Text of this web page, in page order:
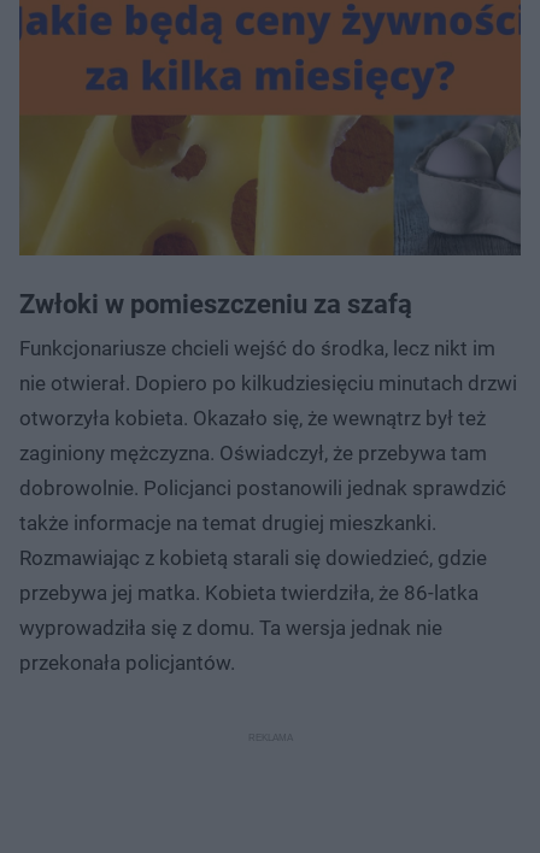
Zwłoki w pomieszczeniu za szafą
Funkcjonariusze chcieli wejść do środka, lecz nikt im
nie otwierał. Dopiero po kilkudziesięciu minutach drzwi
otworzyła kobieta. Okazało się, że wewnątrz był też
zaginiony mężczyzna. Oświadczył, że przebywa tam
dobrowolnie. Policjanci postanowili jednak sprawdzić
także informacje na temat drugiej mieszkanki.
Rozmawiając z kobietą starali się dowiedzieć, gdzie
przebywa jej matka. Kobieta twierdziła, że 86-latka
wyprowadziła się z domu. Ta wersja jednak nie
przekonała policjantów.